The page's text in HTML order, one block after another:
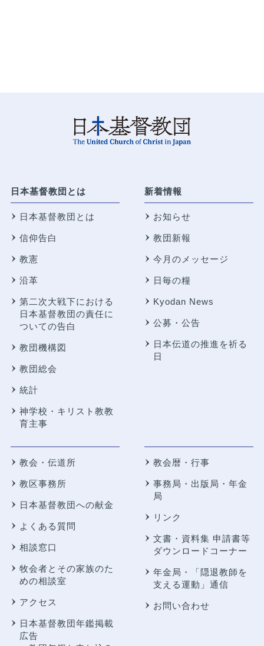
日本基督教団とは
日本基督教団とは
信仰告白
教憲
沿革
第二次大戦下における
日本基督教団の責任に
ついての告白
教団機構図
教団総会
統計
神学校・キリスト教教
育主事
新着情報
お知らせ
教団新報
今月のメッセージ
日毎の糧
Kyodan News
公募・公告
日本伝道の推進を祈る
日
教会・伝道所
教区事務所
日本基督教団への献金
よくある質問
相談窓口
牧会者とその家族のた
めの相談室
アクセス
日本基督教団年鑑掲載
広告
教会暦・行事
事務局・出版局・年金
局
リンク
文書・資料集 申請書等
ダウンロードコーナー
年金局・
「隠退教師を
支える運動」通信
お問い合わせ